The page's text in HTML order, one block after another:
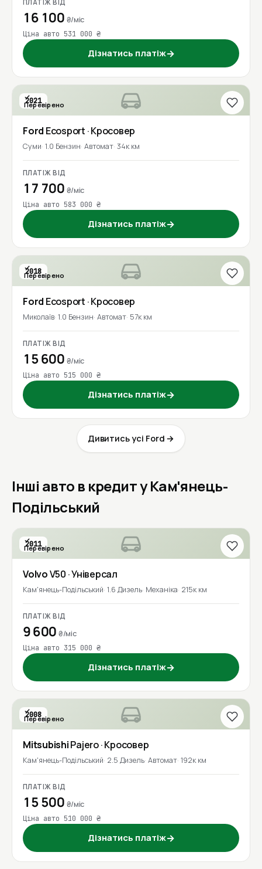
ПЛАТІЖ ВІД
16 100 ₴/міс
Ціна авто 531 000 ₴
Дізнатись платіж→
2021
Перевірено
Ford Ecosport · Кросовер
Суми 1.0 Бензин Автомат 34к км
ПЛАТІЖ ВІД
17 700 ₴/міс
Ціна авто 583 000 ₴
Дізнатись платіж→
2018
Перевірено
Ford Ecosport · Кросовер
Миколаїв 1.0 Бензин Автомат 57к км
ПЛАТІЖ ВІД
15 600 ₴/міс
Ціна авто 515 000 ₴
Дізнатись платіж→
Дивитись усі Ford →
Інші авто в кредит у Кам'янець-
Подільський
2011
Перевірено
VolvoV50 · Універсал
Кам'янець-Подільський 1.6 Дизель Механіка 215к км
ПЛАТІЖ ВІД
9 600₴/міс
Ціна авто 315 000 ₴
Дізнатись платіж→
2008
Перевірено
MitsubishiPajero· Кросовер
Кам'янець-Подільський 2.5 Дизель Автомат 192к км
ПЛАТІЖ ВІД
15 500 ₴/міс
Ціна авто 510 000 ₴
Дізнатись платіж→